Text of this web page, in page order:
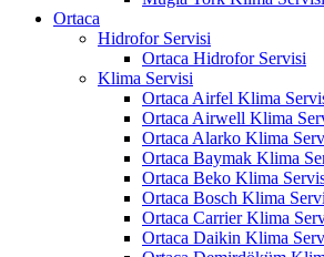
Ortaca
Hidrofor Servisi
Ortaca Hidrofor Servisi
Klima Servisi
Ortaca Airfel Klima
Ortaca Airwell Klima
Ortaca Alarko Klima
Ortaca Baymak Klima
Ortaca Beko Klima
Ortaca Bosch Klima
Ortaca Carrier Klima
Ortaca Daikin Klima